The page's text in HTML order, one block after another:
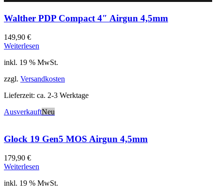
Walther PDP Compact 4″ Airgun 4,5mm
149,90 €
Weiterlesen
inkl. 19 % MwSt.
zzgl. Versandkosten
Lieferzeit: ca. 2-3 Werktage
AusverkauftNeu
Glock 19 Gen5 MOS Airgun 4,5mm
179,90 €
Weiterlesen
inkl. 19 % MwSt.